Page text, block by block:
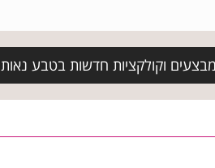
מבצעים וקולקציות חדשות בטבע נאות